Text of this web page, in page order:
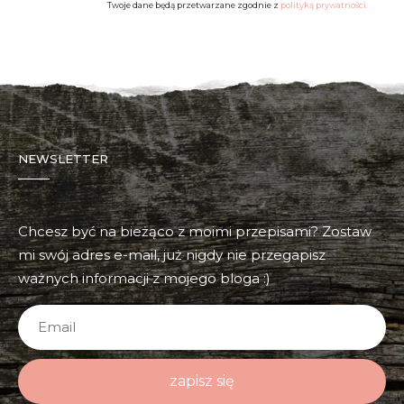
Twoje dane będą przetwarzane zgodnie z polityką prywatności.
NEWSLETTER
Chcesz być na bieżąco z moimi przepisami? Zostaw
mi swój adres e-mail, już nigdy nie przegapisz
ważnych informacji z mojego bloga :)
zapisz się